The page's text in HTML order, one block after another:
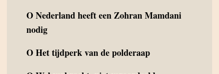
ONederland heeft een Zohran Mamdani
nodig
OHet tijdperk van de polderaap